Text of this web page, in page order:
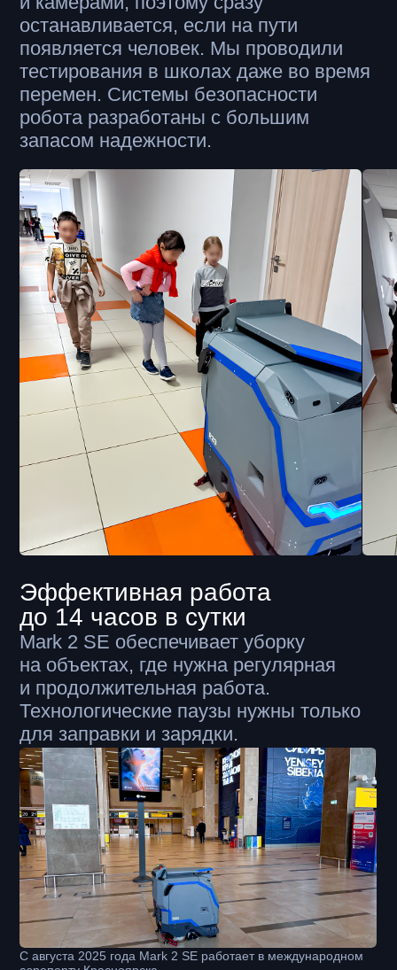
Прошлое и будущее в одном кадре. Пока
оператор управляет техникой, наш робот
работает полностью автономно
Mark 2 SE работает в часы пик, не
Розничный магазин
Опыт работы автономной поломоечной
машины Mark 2 в торговом зале с 2021 года
Подробнее
Школа в Уфе
Как Mark 2 заменил внезапно сломавшуюся
ручную поломоечную машину и взял на себя
уборку этажа
Подробнее
Спортивный гипермаркет
Как мы ограничили зону уборки и зачем это
нужно делать
Подробнее
Подробнее
Торговый центр KazanMall
Справился ли робот с потоком посетителей
в праздники?
Подробнее
Аэропорт в Красноярске
Безопасность и эффективность: как робот
Mark 2 от R2B справился с уборкой
в аэропорту Красноярска
и показатели